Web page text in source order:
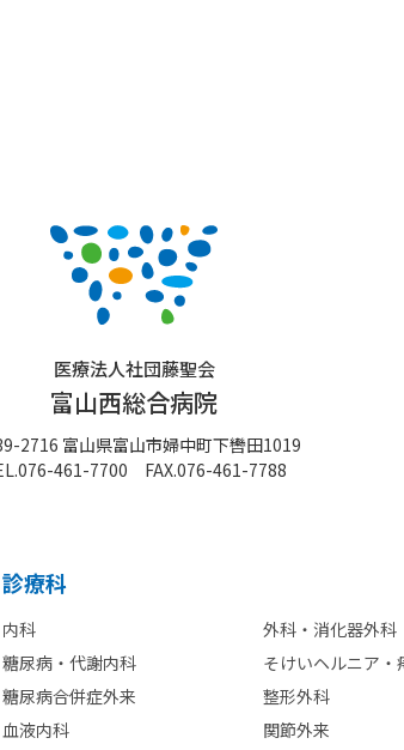
医療法人社団藤聖会
富山西総合病院
2716 富山県富山市婦中町下轡田1019
076-461-7700 FAX.076-461-7788
診療科
内科
糖尿病・代謝内科
糖尿病合併症外来
血液内科
外科・消化器外科
そけいヘルニア・
整形外科
関節外来